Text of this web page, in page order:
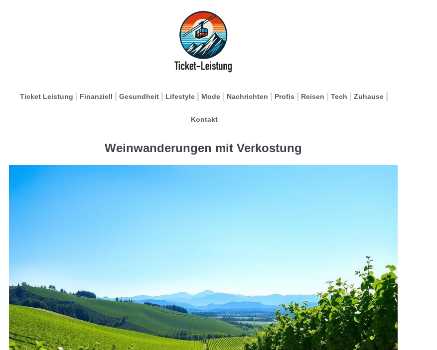
Ticket Leistung Finanziell Gesundheit Lifestyle Mode Nachrichten Profis Reisen Tech Zuhause
Kontakt
Weinwanderungen mit Verkostung